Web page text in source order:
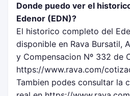
Donde puedo ver el
Edenor (EDN)?
El historico completo del
disponible en Rava Bursatil,
y Compensacion Nº 332 de
https://www.rava.com/
Tambien podes consultar la